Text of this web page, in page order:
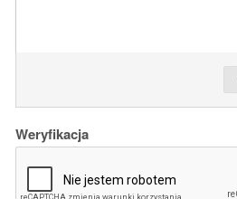
Weryfikacja